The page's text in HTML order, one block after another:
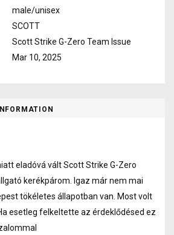
male/unisex
SCOTT
Scott Strike G-Zero Team Issue
Mar 10, 2025
eladóvá vált Scott Strike G-Zero
kerékpárom. Igaz már nem mai
tökéletes állapotban van. Most volt
esetleg felkeltette az érdeklődésed ez